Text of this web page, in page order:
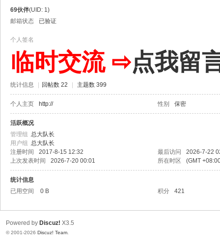
69伙伴(UID: 1)
邮箱状态
已验证
个人签名
临时交流 ⇨点我留
统计信息 回帖数 22 主题数 399
个人主页 http:// 性别 保密
活跃概况
管理组 总大队长
用户组 总大队长
注册时间
2017-8-15 12:32 最后访问
2026-7-22
上次发表时间
2026-7-20 00:01 所在时区 (GMT
统计信息
已用空间
0 B 积分 421
Powered by Discuz! X3.5
© 2001-2026 Discuz! Team